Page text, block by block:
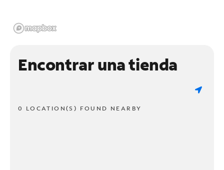
Encontrar una tienda
0 LOCATION(S) FOUND NEARBY